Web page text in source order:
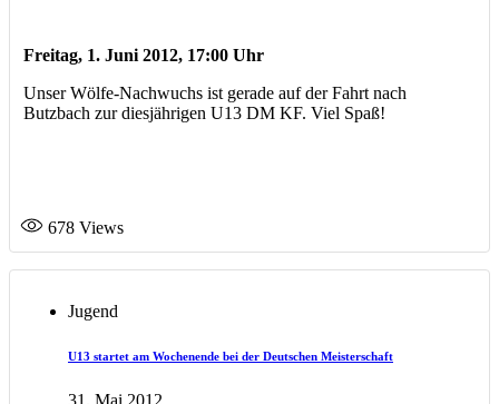
Freitag, 1. Juni 2012, 17:00 Uhr
Unser Wölfe-Nachwuchs ist gerade auf der Fahrt nach
Butzbach zur diesjährigen U13 DM KF. Viel Spaß!
678 Views
Jugend
U13 startet am Wochenende bei der Deutschen Meisterschaft
31. Mai 2012